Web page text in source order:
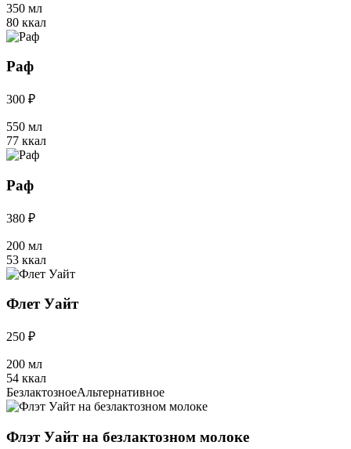
350 мл
80 ккал
Раф
300 ₽
550 мл
77 ккал
Раф
380 ₽
200 мл
53 ккал
Флет Уайт
250 ₽
200 мл
54 ккал
БезлактозноеАльтернативное
Флэт Уайт на безлактозном молоке